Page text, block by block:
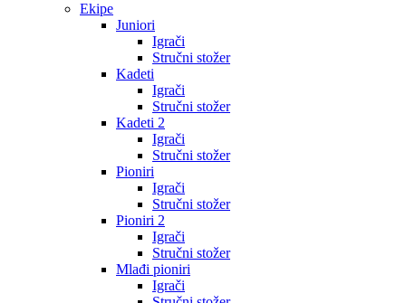
Ekipe
Juniori
Igrači
Stručni stožer
Kadeti
Igrači
Stručni stožer
Kadeti 2
Igrači
Stručni stožer
Pioniri
Igrači
Stručni stožer
Pioniri 2
Igrači
Stručni stožer
Mlađi pioniri
Igrači